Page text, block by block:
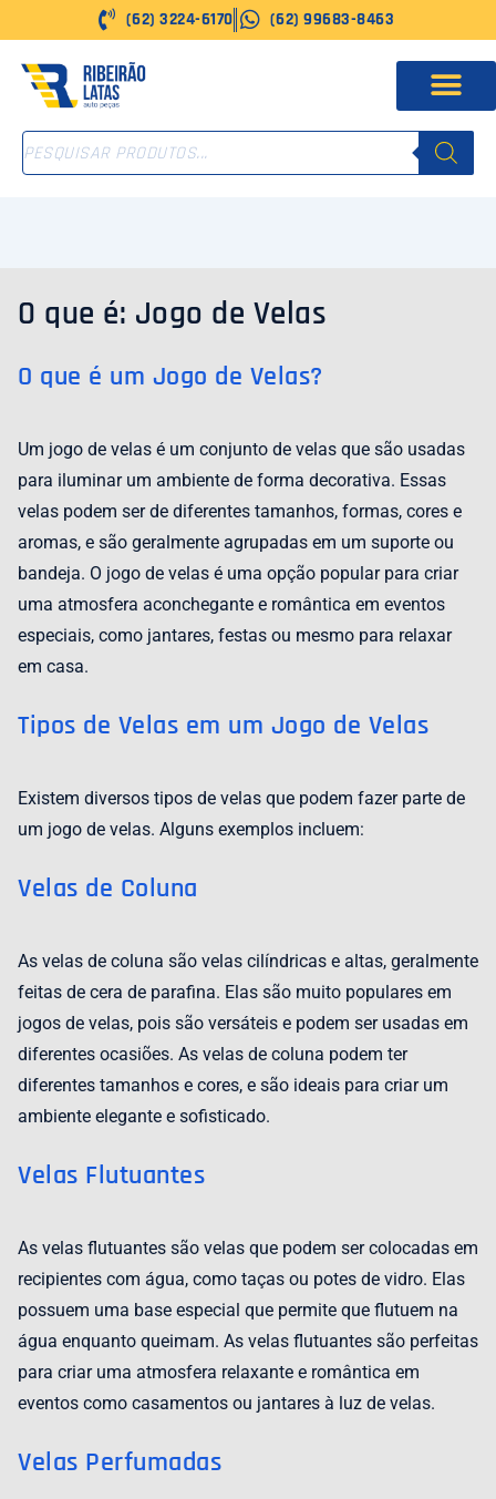
para
conteúdo
(62) 3224-6170 (62) 99683-8463
PESQUISAR
PRODUTOS
O que é: Jogo de Velas
O que é um Jogo de Velas?
Um jogo de velas é um conjunto de velas que são usadas
para iluminar um ambiente de forma decorativa. Essas
velas podem ser de diferentes tamanhos, formas, cores e
aromas, e são geralmente agrupadas em um suporte ou
bandeja. O jogo de velas é uma opção popular para criar
uma atmosfera aconchegante e romântica em eventos
especiais, como jantares, festas ou mesmo para relaxar
em casa.
Tipos de Velas em um Jogo de Velas
Existem diversos tipos de velas que podem fazer parte de
um jogo de velas. Alguns exemplos incluem:
Velas de Coluna
As velas de coluna são velas cilíndricas e altas, geralmente
feitas de cera de parafina. Elas são muito populares em
jogos de velas, pois são versáteis e podem ser usadas em
diferentes ocasiões. As velas de coluna podem ter
diferentes tamanhos e cores, e são ideais para criar um
ambiente elegante e sofisticado.
Velas Flutuantes
As velas flutuantes são velas que podem ser colocadas em
recipientes com água, como taças ou potes de vidro. Elas
possuem uma base especial que permite que flutuem na
água enquanto queimam. As velas flutuantes são perfeitas
para criar uma atmosfera relaxante e romântica em
eventos como casamentos ou jantares à luz de velas.
Velas Perfumadas